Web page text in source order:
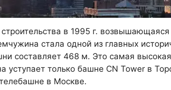
в 1995 г.
стала одной из главных
составляет 468 м. Это самая
уступает только башне CN Tower в
в Москве.